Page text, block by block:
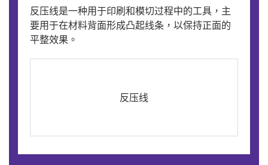
反压线是一种用于印刷和模切过程中的工具，主
要用于在材料背面形成凸起线条，以保持正面的
平整效果。
反压线